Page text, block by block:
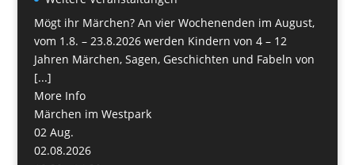
Mögt ihr Märchen? An vier Wochenenden im August,
vom 1.8. – 23.8.2026 werden Kindern von 4 – 12
Jahren Märchen, Sagen, Geschichten und Fabeln von
[...]
More Info
Märchen im Westpark
02 Aug.
02.08.2026